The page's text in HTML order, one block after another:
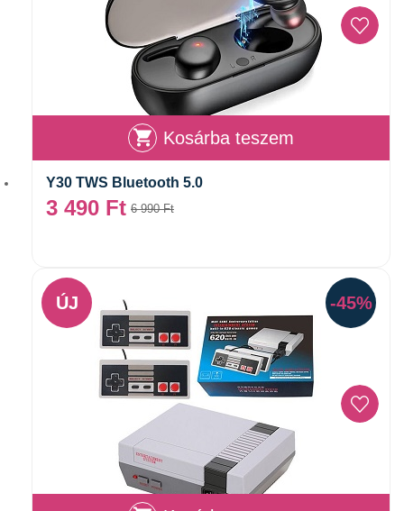
Kosárba teszem
Y30 TWS Bluetooth 5.0
6 990Ft
3 490 Ft
-45%
ÚJ